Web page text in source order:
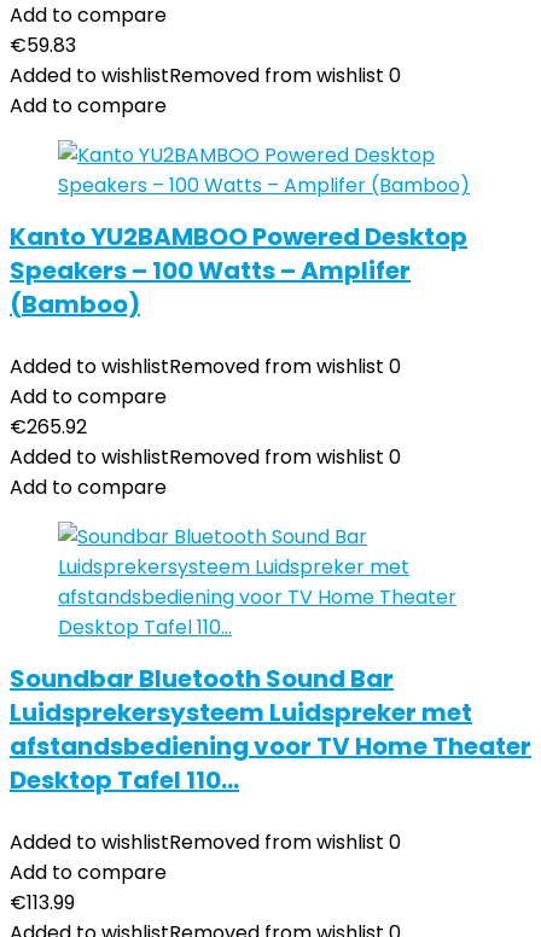
Add to compare
€59.83
Added to wishlistRemoved from wishlist 0
Add to compare
Kanto YU2BAMBOO Powered Desktop
Speakers – 100 Watts – Amplifer
(Bamboo)
Added to wishlistRemoved from wishlist 0
Add to compare
€265.92
Added to wishlistRemoved from wishlist 0
Add to compare
Soundbar Bluetooth Sound Bar
Luidsprekersysteem Luidspreker met
afstandsbediening voor TV Home Theater
Desktop Tafel 110…
Added to wishlistRemoved from wishlist 0
Add to compare
€113.99